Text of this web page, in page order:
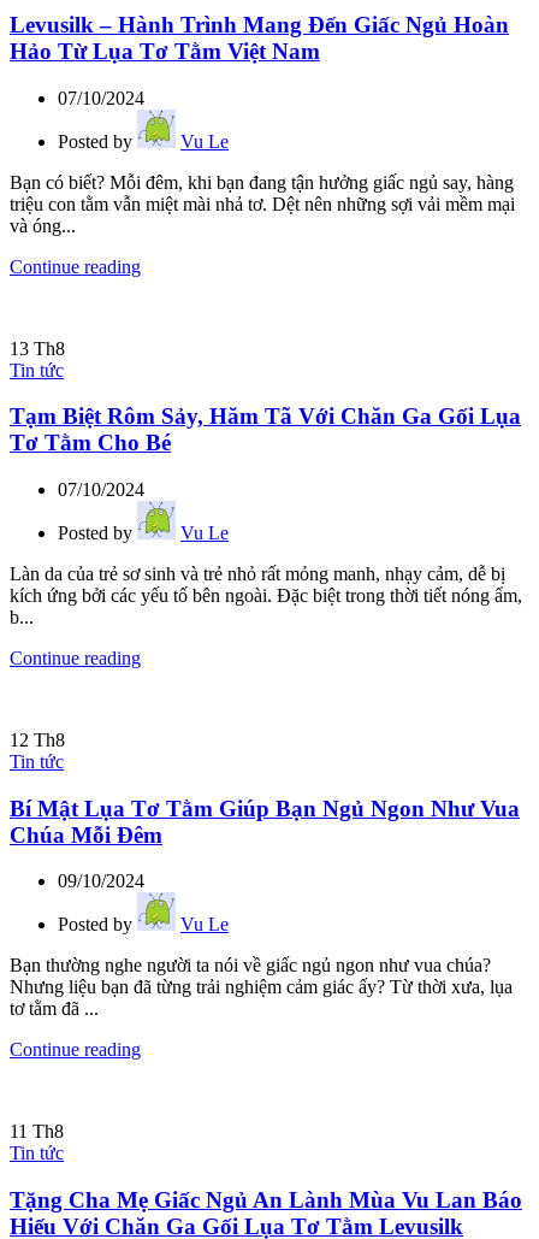
Levusilk – Hành Trình Mang Đến Giấc Ngủ Hoàn
Hảo Từ Lụa Tơ Tằm Việt Nam
07/10/2024
Posted by
Vu Le
Bạn có biết? Mỗi đêm, khi bạn đang tận hưởng giấc ngủ say, hàng
triệu con tằm vẫn miệt mài nhả tơ. Dệt nên những sợi vải mềm mại
và óng...
Continue reading
13 Th8
Tin tức
Tạm Biệt Rôm Sảy, Hăm Tã Với Chăn Ga Gối Lụa
Tơ Tằm Cho Bé
07/10/2024
Posted by
Vu Le
Làn da của trẻ sơ sinh và trẻ nhỏ rất mỏng manh, nhạy cảm, dễ bị
kích ứng bởi các yếu tố bên ngoài. Đặc biệt trong thời tiết nóng ẩm,
b...
Continue reading
12 Th8
Tin tức
Bí Mật Lụa Tơ Tằm Giúp Bạn Ngủ Ngon Như Vua
Chúa Mỗi Đêm
09/10/2024
Posted by
Vu Le
Bạn thường nghe người ta nói về giấc ngủ ngon như vua chúa?
Nhưng liệu bạn đã từng trải nghiệm cảm giác ấy? Từ thời xưa, lụa
tơ tằm đã ...
Continue reading
11 Th8
Tin tức
Tặng Cha Mẹ Giấc Ngủ An Lành Mùa Vu Lan Báo
Hiếu Với Chăn Ga Gối Lụa Tơ Tằm Levusilk